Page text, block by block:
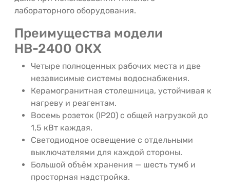
лабораторного оборудования.
Преимущества модели
НВ-2400 ОКХ
Четыре полноценных рабочих места и две
независимые системы водоснабжения.
Керамогранитная столешница, устойчивая к
нагреву и реагентам.
Восемь розеток (IP20) с общей нагрузкой до
1,5 кВт каждая.
Светодиодное освещение с отдельными
выключателями для каждой стороны.
Большой объём хранения — шесть тумб и
просторная надстройка.